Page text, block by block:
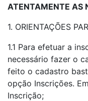
ATENTAMENTE AS
1. ORIENTAÇÕES
1.1 Para efetuar a
necessário fazer o
feito o cadastro
opção Inscrições.
Inscrição;